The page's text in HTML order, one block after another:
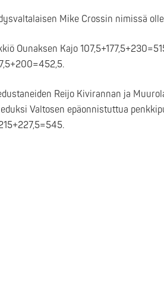
Mike Crossin nimissä
Ounaksen Kajo
Reijo Kivirannan ja
Valtosen epäonnistuttua